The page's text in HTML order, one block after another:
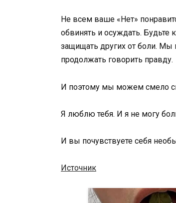
Не всем ваше «Нет»
обвинять и осуждать.
защищать других от боли. Мы
продолжать говорить правду.
И поэтому мы можем смело
Я люблю тебя. И я не могу
И вы почувствуете себя
Источник